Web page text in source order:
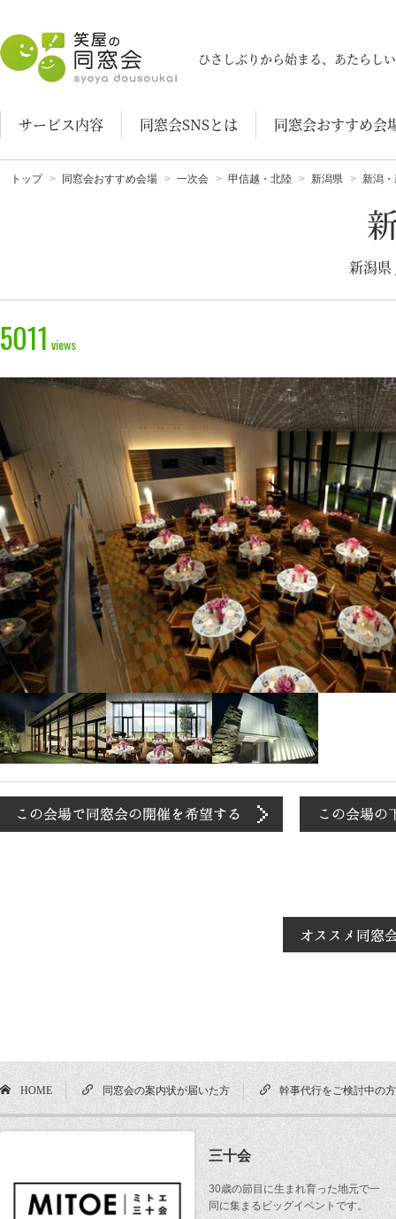
笑屋の同窓会
ひさしぶりから始まる、あたらし
サービス内容 同窓会SNSとは 同窓会おすすめ会
トップ 同窓会おすすめ会場 一次会 甲信越・北陸 新潟県 新潟
新潟県
5011 views
HOME 同窓会の案内状が届いた方 幹事代行をご検討中の方
三十会
30歳の節目に生まれ育った地元で一
同に集まるビッグイベントです。